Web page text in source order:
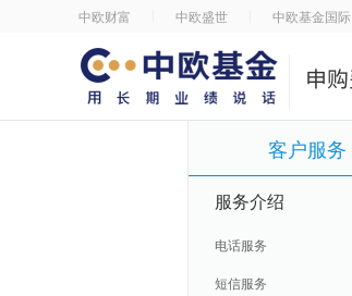
中欧财富 中欧盛世 中欧基金国际
客户服务
服务介绍
电话服务
短信服务